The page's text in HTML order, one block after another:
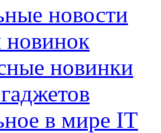
новости
новинки
в мире IT